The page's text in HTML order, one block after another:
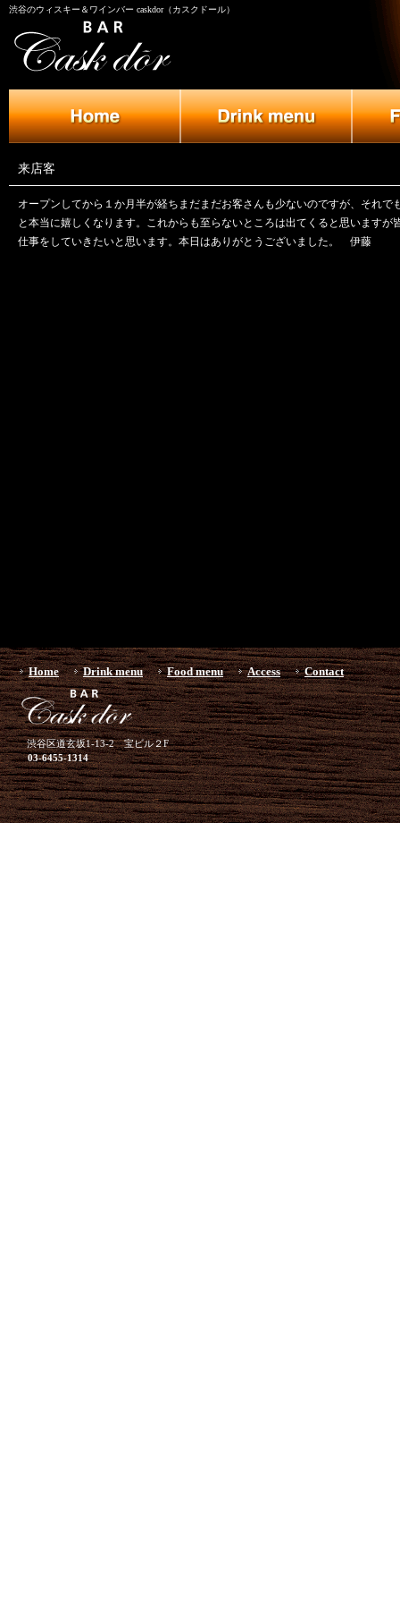
渋谷のウィスキー＆ワインバー caskdor（カスクドール）
来店客
オープンしてから１か月半が経ちまだまだお客さんも少ないのですが、それで
と本当に嬉しくなります。これからも至らないところは出てくると思いますが
仕事をしていきたいと思います。本日はありがとうございました。 伊藤
Home Drink menu Food menu Access Contact
渋谷区道玄坂1-13-2 宝ビル２F
03-6455-1314